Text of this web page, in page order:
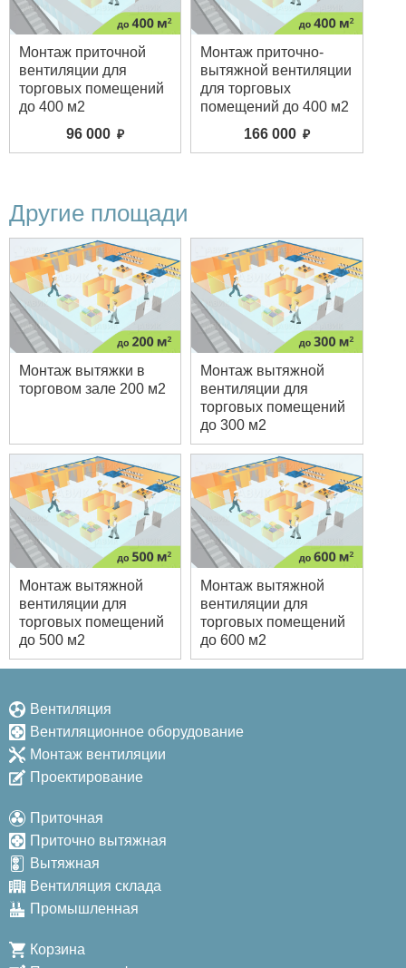
Монтаж приточной
вентиляции для
торговых помещений
до 400 м2
96 000
Монтаж приточно-
вытяжной вентиляции
для торговых
помещений до 400 м2
166 000
Другие площади
Монтаж вытяжки в
торговом зале 200 м2
Монтаж вытяжной
вентиляции для
торговых помещений
до 300 м2
Монтаж вытяжной
вентиляции для
торговых помещений
до 500 м2
Монтаж вытяжной
вентиляции для
торговых помещений
до 600 м2
Вентиляция
Вентиляционное оборудование
Монтаж вентиляции
Проектирование
Приточная
Приточно вытяжная
Вытяжная
Вентиляция склада
Промышленная
Корзина